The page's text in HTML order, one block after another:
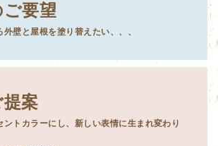
要望
壁と屋根を塗り替えたい、、、
案
ントカラーにし、新しい表情に生まれ変わり